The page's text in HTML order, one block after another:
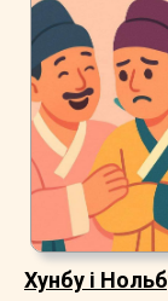
Хунбу і